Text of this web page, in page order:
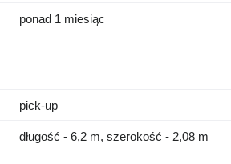
ponad 1 miesiąc
pick-up
długość - 6,2 m, szerokość - 2,08 m